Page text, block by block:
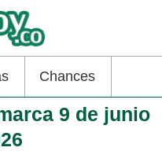
Chances
9 de junio